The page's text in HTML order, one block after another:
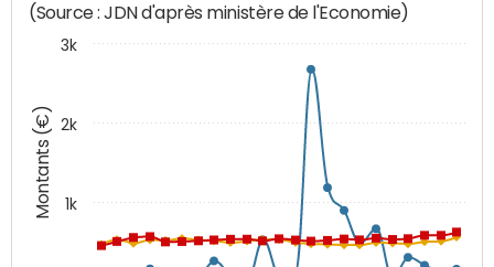
Montants (€)
(Source : JDN d'après ministère de l'Economie)
1k
2k
3k